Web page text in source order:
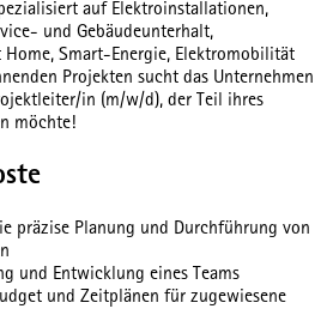
auf Elektroinstallationen,
und Gebäudeunterhalt,
Smart-Energie, Elektromobilität
Projekten sucht das Unternehmen
in (m/w/d), der Teil ihres
möchte!
präzise Planung und Durchführung von
und Entwicklung eines Teams
und Zeitplänen für zugewiesene